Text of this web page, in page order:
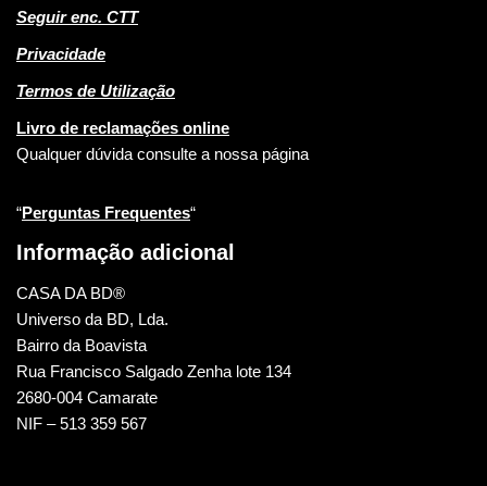
Seguir enc. CTT
Privacidade
Termos de Utilização
Livro de reclamações online
Qualquer dúvida consulte a nossa página
“Perguntas Frequentes“
Informação adicional
CASA DA BD®
Universo da BD, Lda.
Bairro da Boavista
Rua Francisco Salgado Zenha lote 134
2680-004 Camarate
NIF – 513 359 567